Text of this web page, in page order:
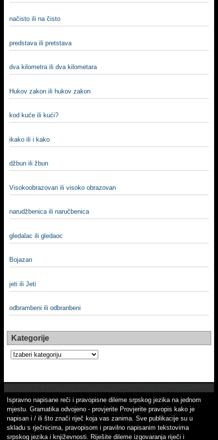
načisto ili na čisto
predstava ili pretstava
dva kilometra ili dva kilometara
Hukov zakon ili hukov zakon
kod kuće ili kući?
ikako ili i kako
džbun ili žbun
Visokoobrazovan ili visoko obrazovan
narudžbenica ili naručbenica
gledalac ili gledaoc
Bojazan
jeti ili Jeti
odbrambeni ili odbranbeni
Kategorije
Kategorije
Ispravno napisane reči i pravopisne dileme srpskog jezika na jednom
mjestu. Gramatika odvojeno - provjerite Provjerite pravopis kako je
napisan i / ili što znači riječ koja vas zanima. Sve publikacije su u
skladu s rječnicima, pravopisom i pravilno napisanim tekstovima
srpskog jezika i književnosti. Riješite dileme izgovaranja riječi i